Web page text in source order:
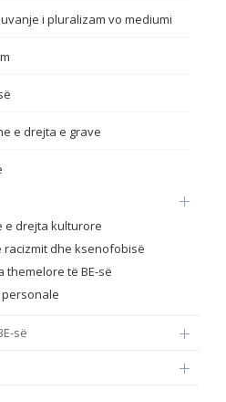
i pluralizam vo mediumi
e drejta e grave
e drejta kulturore
dhe ksenofobisë
themelore të BE-së
së